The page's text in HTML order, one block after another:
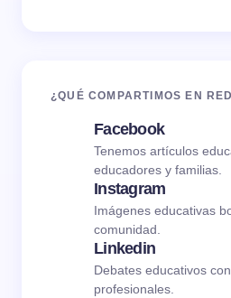
¿QUÉ COMPARTIMOS EN
Facebook
Tenemos artículos
educadores y familias.
Instagram
Imágenes educativas
comunidad.
Linkedin
Debates educativos
profesionales.